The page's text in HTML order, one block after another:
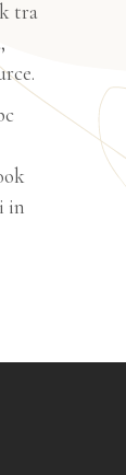
tra
in